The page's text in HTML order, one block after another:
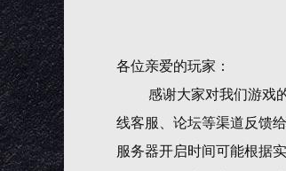
各位亲爱的玩家：
感谢大家对我们游戏的
线客服、论坛等渠道反馈
服务器开启时间可能根据